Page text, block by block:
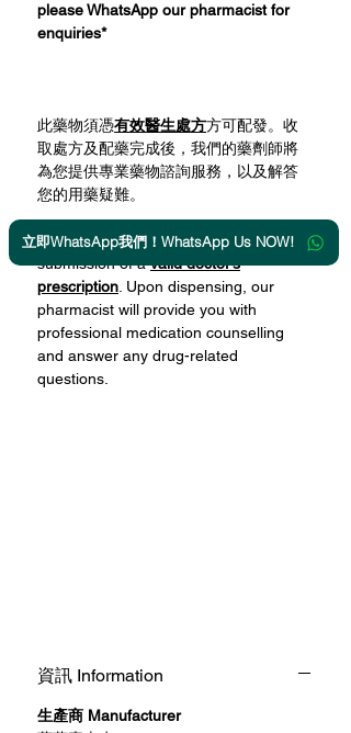
please WhatsApp our pharmacist for
enquiries*
此藥物須憑有效醫生處方方可配發。收
取處方及配藥完成後，我們的藥劑師將
為您提供專業藥物諮詢服務，以及解答
您的用藥疑難。
This medication is only dispensed upon
submission of avalid doctor’s
prescription . Upon dispensing, our
pharmacist will provide you with
professional medication counselling
and answer any drug-related
questions.
資訊 Information
生產商 Manufacturer
立即WhatsApp我們！WhatsApp Us NOW!